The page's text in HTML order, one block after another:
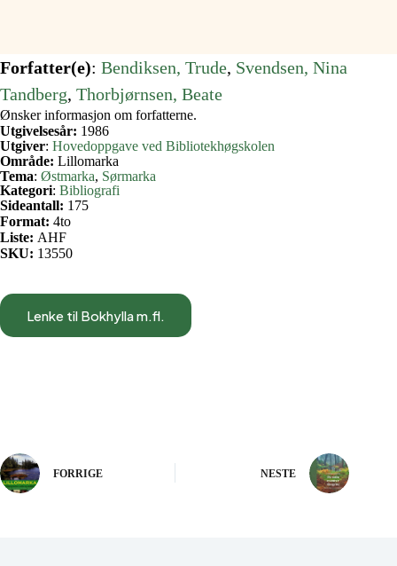
Forfatter(e): Bendiksen, Trude, Svendsen, Nina
Tandberg, Thorbjørnsen, Beate
Ønsker informasjon om forfatterne.
Utgivelsesår: 1986
Utgiver: Hovedoppgave ved Bibliotekhøgskolen
Område: Lillomarka
Tema: Østmarka, Sørmarka
Kategori: Bibliografi
Sideantall: 175
Format: 4to
Liste: AHF
SKU: 13550
Lenke til Bokhylla m.fl.
FORRIGE NESTE